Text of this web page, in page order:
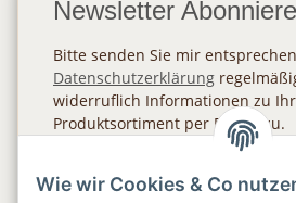
Newsletter
Bitte senden Sie mir
Datenschutzerklärung
widerruflich Informationen zu
Produktsortiment per E-Mail zu.
Wie wir Cookies & Co